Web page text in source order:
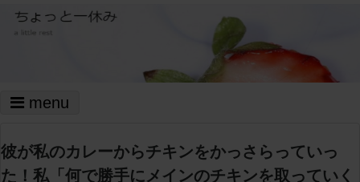
menu
彼が私のカレーからチキンをかっさらっていっ
た！私「何で勝手にメインのチキンを取っていく